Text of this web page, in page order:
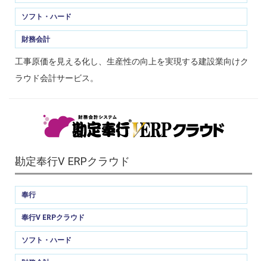
ソフト・ハード
財務会計
工事原価を見える化し、生産性の向上を実現する建設業向けク
ラウド会計サービス。
勘定奉行V ERPクラウド
奉行
奉行V ERPクラウド
ソフト・ハード